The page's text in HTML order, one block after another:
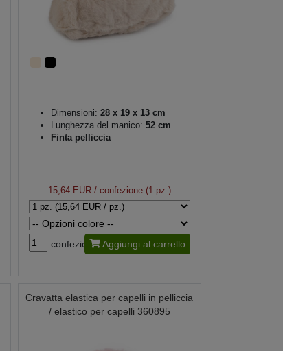
Dimensioni: 28 x 19 x 13 cm
Lunghezza del manico: 52 cm
Finta pelliccia
15,64 EUR/ confezione (1 pz.)
confezione Aggiungi al carrello
Cravatta elastica per capelli in pelliccia
/ elastico per capelli 360895